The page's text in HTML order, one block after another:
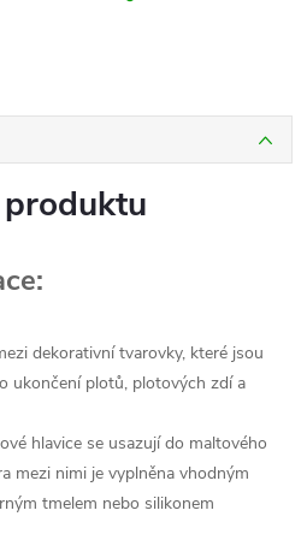
dekorativní tvarovky, které jsou
ukončení plotů, plotových zdí a
hlavice se usazují do maltového
mezi nimi je vyplněna vhodným
tmelem nebo silikonem